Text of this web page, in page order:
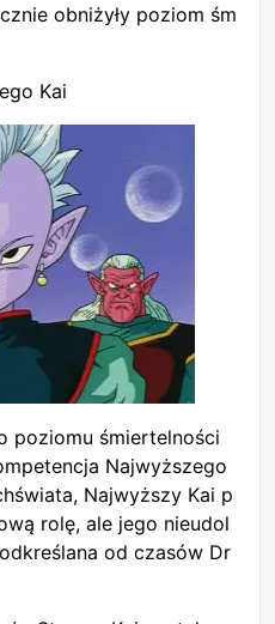
obniżyły poziom śm
Kai
poziomu śmiertelności
Najwyższego
Najwyższy Kai p
rolę, ale jego nieudol
od czasów Dr